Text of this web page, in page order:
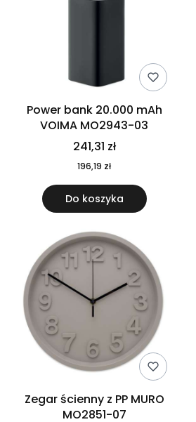
Power bank 20.000 mAh
VOIMA MO2943-03
241,31 zł
196,19 zł
Do koszyka
Zegar ścienny z PP MURO
MO2851-07